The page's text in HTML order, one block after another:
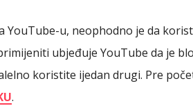
YouTube-u, neophodno je da
ubjeđuje YouTube da je
koristite ijedan drugi. Pre
.